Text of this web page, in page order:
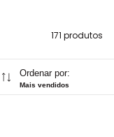
171 produtos
Ordenar por:
Mais vendidos